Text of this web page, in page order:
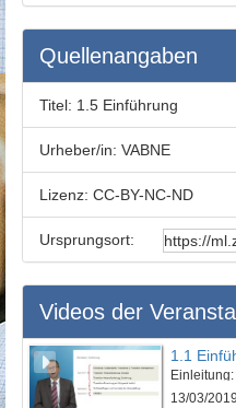
Quellenangaben
Titel: 1.5 Einführung
Urheber/in: VABNE
Lizenz: CC-BY-NC-ND
Ursprungsort:
Videos der
1.1
13/03/2019